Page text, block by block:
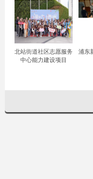
北站街道社区志愿服务
中心能力建设项目
浦东